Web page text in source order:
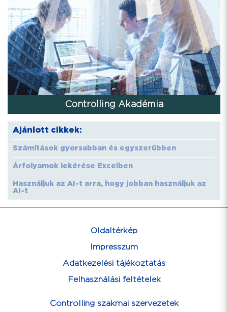
Controlling Akadémia
Ajánlott cikkek:
Számítások gyorsabban és egyszerűbben
Árfolyamok lekérése Excelben
Használjuk az AI-t arra, hogy jobban használjuk az
AI-t
Oldaltérkép
Impresszum
Adatkezelési tájékoztatás
Felhasználási feltételek
Controlling szakmai szervezetek